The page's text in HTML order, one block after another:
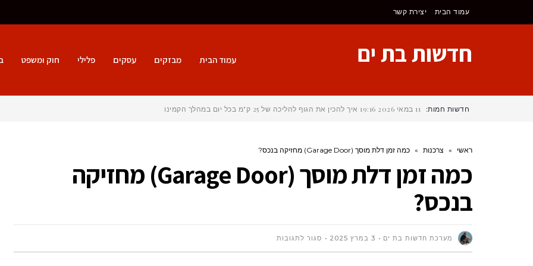
עמוד הבית יצירת קשר
חדשות בת ים עמוד הבית מבזקים עסקים פלילי חוק ומשפט
חדשות חמות: 11 במאי 2026 19:16 איך להכין את הגוף להליכה של 25 ק"מ בכל יום במהלך הקמינו דה סנטיא
ראשי » צרכנות » כמה זמן דלת מוסך (Garage Door) מחזיקה בנכס?
כמה זמן דלת מוסך (Garage Door) מחזיקה
בנכס?
מערכת חדשות בת ים 3 במרץ 2025 סגור לתגובותעל